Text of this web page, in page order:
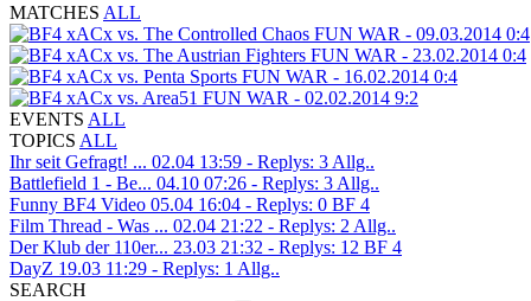
MATCHES ALL
xACx vs. The Controlled Chaos FUN WAR - 09.03.2014 0:4
xACx vs. The Austrian Fighters FUN WAR - 23.02.2014 0:4
xACx vs. Penta Sports FUN WAR - 16.02.2014 0:4
xACx vs. Area51 FUN WAR - 02.02.2014 9:2
EVENTS ALL
TOPICS ALL
Ihr seit Gefragt! ... 02.04 13:59 - Replys: 3 Allg..
Battlefield 1 - Be... 04.10 07:26 - Replys: 3 Allg..
Funny BF4 Video 05.04 16:04 - Replys: 0 BF 4
Film Thread - Was ... 02.04 21:22 - Replys: 2 Allg..
Der Klub der 110er... 23.03 21:32 - Replys: 12 BF 4
DayZ 19.03 11:29 - Replys: 1 Allg..
SEARCH